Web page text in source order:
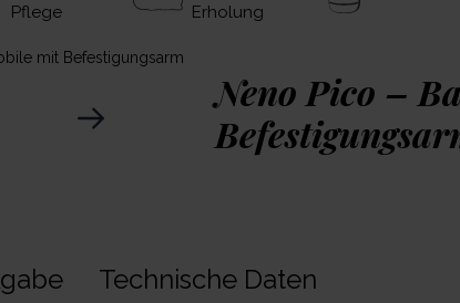
Pflege
Erholung
mit Befestigungsarm
Neno Pico –
Neno Pico
natürliche Materialien mit
Technische Daten